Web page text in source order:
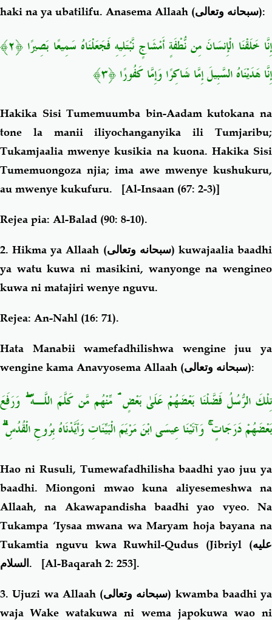
haki na ya ubatilifu. Anasema Allaah (سبحانه وتعالى):
إِنَّا خَلَقْنَا الْإِنسَانَ مِن نُّطْفَةٍ أَمْشَاجٍ نَّبْتَلِيهِ فَجَعَلْنَاهُ سَمِيعًا بَصِيرًا ﴿٢﴾
إِنَّا هَدَيْنَاهُ السَّبِيلَ إِمَّا شَاكِرًا وَإِمَّا كَفُورًا ﴿٣﴾
Hakika Sisi Tumemuumba bin-Aadam kutokana na
tone la manii iliyochanganyika ili Tumjaribu;
Tukamjaalia mwenye kusikia na kuona. Hakika Sisi
Tumemuongoza njia; ima awe mwenye kushukuru,
au mwenye kukufuru. [Al-Insaan (67: 2-3)]
Rejea pia: Al-Balad (90: 8-10).
2. Hikma ya Allaah (سبحانه وتعالى) kuwajaalia baadhi
ya watu kuwa ni masikini, wanyonge na wengineo
kuwa ni matajiri wenye nguvu.
Rejea: An-Nahl (16: 71).
Hata Manabii wamefadhilishwa wengine juu ya
wengine kama Anavyosema Allaah (سبحانه وتعالى):
تِلْكَ الرُّسُلُ فَضَّلْنَا بَعْضَهُمْ عَلَىٰ بَعْضٍ ۘ مِّنْهُم مَّن كَلَّمَ اللَّـهُ ۖ وَرَفَعَ
بَعْضَهُمْ دَرَجَاتٍ ۚ وَآتَيْنَا عِيسَى ابْنَ مَرْيَمَ الْبَيِّنَاتِ وَأَيَّدْنَاهُ بِرُوحِ الْقُدُسِ ۗ
Hao ni Rusuli, Tumewafadhilisha baadhi yao juu ya
baadhi. Miongoni mwao kuna aliyesemeshwa na
Allaah, na Akawapandisha baadhi yao vyeo. Na
Tukampa ‘Iysaa mwana wa Maryam hoja bayana na
Tukamtia nguvu kwa Ruwhil-Qudus (Jibriyl (عليه
السلام . [Al-Baqarah 2: 253].
3. Ujuzi wa Allaah (سبحانه وتعالى) kwamba baadhi ya
waja Wake watakuwa ni wema japokuwa wao ni